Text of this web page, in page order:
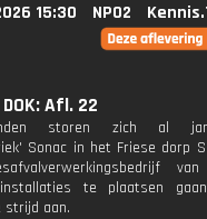
15:30 NPO2
Afl. 22
storen zich al
Sonac in het Friese dorp
te plaatsen
strijd aan.